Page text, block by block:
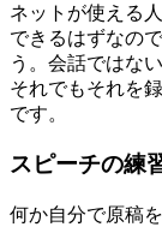
ネットが使える
できるはずなの
う。会話ではな
それでもそれを
です。
スピーチの練
何か自分で原稿